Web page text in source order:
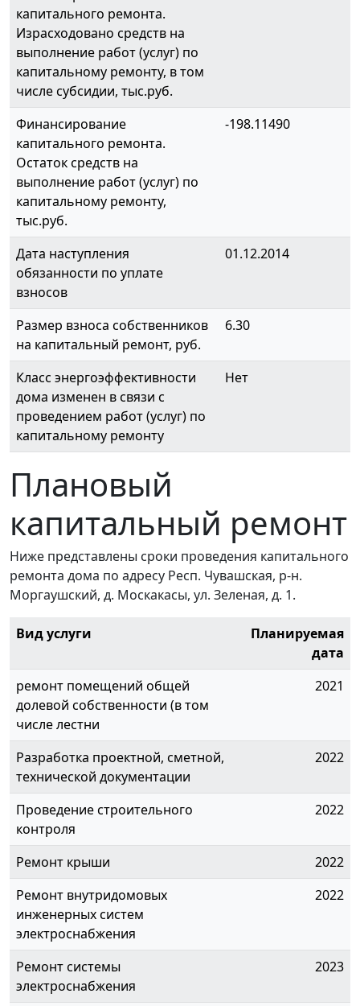
капитального ремонта.
Израсходовано средств на
выполнение работ (услуг) по
капитальному ремонту, в том
числе субсидии, тыс.руб.
Финансирование
капитального ремонта.
Остаток средств на
выполнение работ (услуг) по
капитальному ремонту,
тыс.руб.
-198.11490
Дата наступления
обязанности по уплате
взносов
01.12.2014
Размер взноса собственников
на капитальный ремонт, руб.
6.30
Класс энергоэффективности
дома изменен в связи с
проведением работ (услуг) по
капитальному ремонту
Нет
Плановый
капитальный ремонт
Ниже представлены сроки проведения капитального
ремонта дома по адресу Респ. Чувашская, р-н.
Моргаушский, д. Москакасы, ул. Зеленая, д. 1.
Вид услуги
Планируемая
дата
ремонт помещений общей
долевой собственности (в том
числе лестни
2021
Разработка проектной, сметной,
технической документации
2022
Проведение строительного
контроля
2022
Ремонт крыши
2022
Ремонт внутридомовых
инженерных систем
электроснабжения
2022
Ремонт системы
электроснабжения
2023